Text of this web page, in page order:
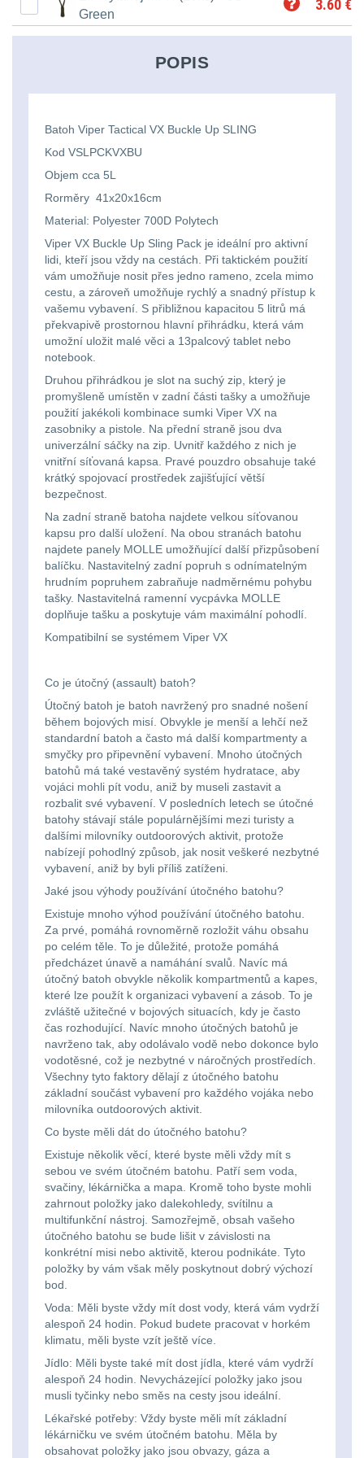
lm
Ion
baterie
Svítilny
pro
18650
baterie
pro
21700
baterie
Svítilny
pro
26650
baterie
Svítilny
CR123A
nebo
ion
16340
baterie
Čelové
svetlá
čelovky
Taktické
svietidlá
Lucerny
kempingové
lampy
Potápačské
svetlá
Kapesní
svítilny
Policejní
svítilny
Vyhledávací
svítilny
Univerzalní
tašky
zbraně
Hydratační
vaky
Pouzdra
Kapsy
Peněženky
Doplňky
batohům
střední
vzdálenost
Príslušenstvo
pre
optiku
Čelové svetlá - čelovky3
Potápačské svetlá
Kapesní svítilny4
Policejní svítilny 4
Vyhledávací svítilny5
Lovecké svítilny1
Nabíjacie baterky
Svietidlá s magnetom2
Svietidlá CRI≥90 1
Laserové značkovače9
Držiaky a
príslušenstvo34
18650 1
16340 a CR123
Nabíjačky9
Náhradné diely7
BATOHY A TAŠKY
(1568)
Turistické a expediční38
Městské batohy41
Batohy216
Méně než 10 L13
10 - 20 L26
20 - 30 L103
Nad 30 L74
Batohy přes rameno
15
Cestovní batohy a
tašky6
Dětské batohy
Brašne a tašky45
Ledvinky60
Duffle bagy25
Univerzalní tašky60
Green
3.60 €
POPIS
Batoh Viper Tactical VX Buckle Up SLING
Kod VSLPCKVXBU
Objem cca 5L
Rorměry 41x20x16cm
Material: Polyester 700D Polytech
Viper VX Buckle Up Sling Pack je ideální pro aktivní
lidi, kteří jsou vždy na cestách. Při taktickém použití
vám umožňuje nosit přes jedno rameno, zcela mimo
cestu, a zároveň umožňuje rychlý a snadný přístup k
vašemu vybavení. S přibližnou kapacitou 5 litrů má
překvapivě prostornou hlavní přihrádku, která vám
umožní uložit malé věci a 13palcový tablet nebo
notebook.
Druhou přihrádkou je slot na suchý zip, který je
promyšleně umístěn v zadní části tašky a umožňuje
použití jakékoli kombinace sumki Viper VX na
zasobniky a pistole. Na přední straně jsou dva
univerzální sáčky na zip. Uvnitř každého z nich je
vnitřní síťovaná kapsa. Pravé pouzdro obsahuje také
krátký spojovací prostředek zajišťující větší
bezpečnost.
Na zadní straně batoha najdete velkou síťovanou
kapsu pro další uložení. Na obou stranách batohu
najdete panely MOLLE umožňující další přizpůsobení
balíčku. Nastavitelný zadní popruh s odnímatelným
hrudním popruhem zabraňuje nadměrnému pohybu
tašky. Nastavitelná ramenní vycpávka MOLLE
doplňuje tašku a poskytuje vám maximální pohodlí.
Kompatibilní se systémem Viper VX
Co je útočný (assault) batoh?
Útočný batoh je batoh navržený pro snadné nošení
během bojových misí. Obvykle je menší a lehčí než
standardní batoh a často má další kompartmenty a
smyčky pro připevnění vybavení. Mnoho útočných
batohů má také vestavěný systém hydratace, aby
vojáci mohli pít vodu, aniž by museli zastavit a
rozbalit své vybavení. V posledních letech se útočné
batohy stávají stále populárnějšími mezi turisty a
dalšími milovníky outdoorových aktivit, protože
nabízejí pohodlný způsob, jak nosit veškeré nezbytné
vybavení, aniž by byli příliš zatíženi.
Jaké jsou výhody používání útočného batohu?
Existuje mnoho výhod používání útočného batohu.
Za prvé, pomáhá rovnoměrně rozložit váhu obsahu
po celém těle. To je důležité, protože pomáhá
předcházet únavě a namáhání svalů. Navíc má
útočný batoh obvykle několik kompartmentů a kapes,
které lze použít k organizaci vybavení a zásob. To je
zvláště užitečné v bojových situacích, kdy je často
čas rozhodující. Navíc mnoho útočných batohů je
navrženo tak, aby odolávalo vodě nebo dokonce bylo
vodotěsné, což je nezbytné v náročných prostředích.
Všechny tyto faktory dělají z útočného batohu
základní součást vybavení pro každého vojáka nebo
milovníka outdoorových aktivit.
Co byste měli dát do útočného batohu?
Existuje několik věcí, které byste měli vždy mít s
sebou ve svém útočném batohu. Patří sem voda,
svačiny, lékárnička a mapa. Kromě toho byste mohli
zahrnout položky jako dalekohledy, svítilnu a
multifunkční nástroj. Samozřejmě, obsah vašeho
útočného batohu se bude lišit v závislosti na
konkrétní misi nebo aktivitě, kterou podnikáte. Tyto
položky by vám však měly poskytnout dobrý výchozí
bod.
Voda: Měli byste vždy mít dost vody, která vám vydrží
alespoň 24 hodin. Pokud budete pracovat v horkém
klimatu, měli byste vzít ještě více.
Jídlo: Měli byste také mít dost jídla, které vám vydrží
alespoň 24 hodin. Nevycházející položky jako jsou
musli tyčinky nebo směs na cesty jsou ideální.
Lékařské potřeby: Vždy byste měli mít základní
lékárničku ve svém útočném batohu. Měla by
obsahovat položky jako jsou obvazy, gáza a